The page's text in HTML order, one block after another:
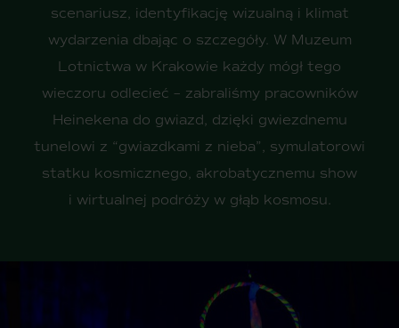
scenariusz, identyfikację wizualną i klimat
wydarzenia dbając o szczegóły. W Muzeum
Lotnictwa w Krakowie każdy mógł tego
wieczoru odlecieć – zabraliśmy pracowników
Heinekena do gwiazd, dzięki gwiezdnemu
tunelowi z “gwiazdkami z nieba”, symulatorowi
statku kosmicznego, akrobatycznemu show
i wirtualnej podróży w głąb kosmosu.